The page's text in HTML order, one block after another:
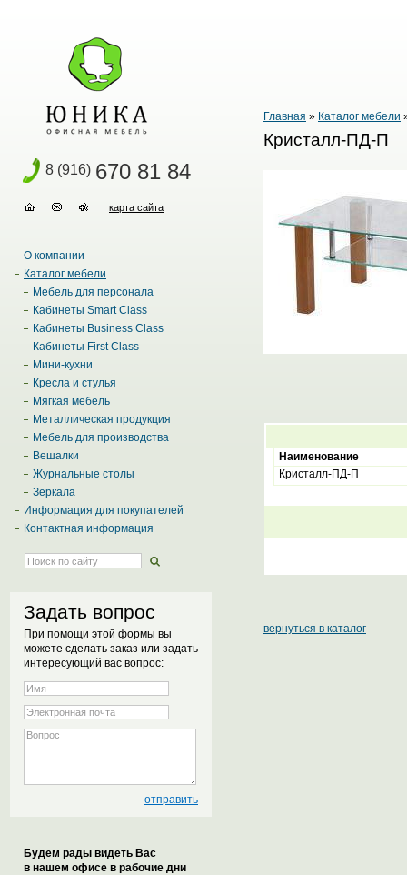
8 (916) 670 81 84
карта сайта
О компании
Каталог мебели
Мебель для персонала
Кабинеты Smart Class
Кабинеты Business Class
Кабинеты First Class
Мини-кухни
Кресла и стулья
Мягкая мебель
Металлическая продукция
Мебель для производства
Вешалки
Журнальные столы
Зеркала
Информация для покупателей
Контактная информация
Задать вопрос
При помощи этой формы вы
можете сделать заказ или задать
интересующий вас вопрос:
Будем рады видеть Вас
в нашем офисе в рабочие дни
Главная » Каталог мебели
Кристалл-ПД-П
Наименование
Кристалл-ПД-П
вернуться в каталог